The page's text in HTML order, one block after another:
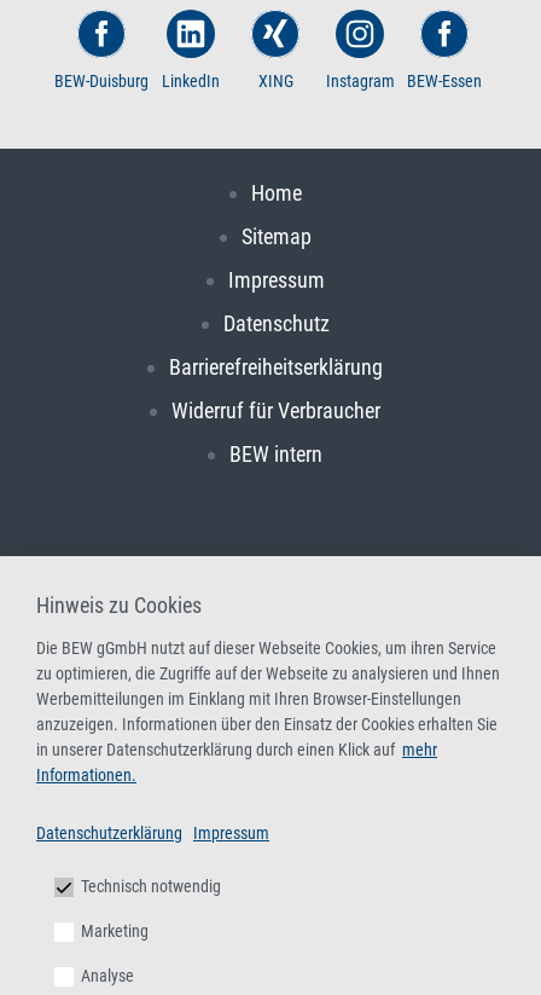
BEW-Duisburg LinkedIn XING Instagram BEW-Essen
Home
Sitemap
Impressum
Datenschutz
Barrierefreiheitserklärung
Widerruf für Verbraucher
BEW intern
Hinweis zu Cookies
Die BEW gGmbH nutzt auf dieser Webseite Cookies, um ihren Service
zu optimieren, die Zugriffe auf der Webseite zu analysieren und Ihnen
Werbemitteilungen im Einklang mit Ihren Browser-Einstellungen
anzuzeigen. Informationen über den Einsatz der Cookies erhalten Sie
in unserer Datenschutzerklärung durch einen Klick auf mehr
Informationen.
Datenschutzerklärung Impressum
Technisch notwendig
Marketing
Analyse